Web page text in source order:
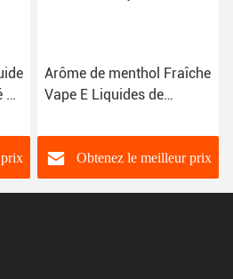
Arôme de menthol Fraîche
Vape E Liquides de
Ingrédient de base
Obtenez le meilleur prix